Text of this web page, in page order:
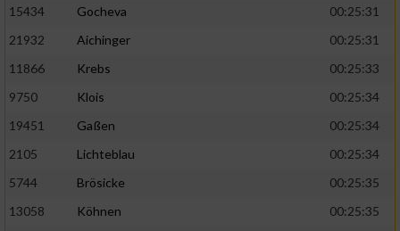
15434
Gocheva
00:25:31
21932
Aichinger
00:25:31
11866
Krebs
00:25:33
9750
Klois
00:25:34
19451
Gaßen
00:25:34
2105
Lichteblau
00:25:34
5744
Brösicke
00:25:35
13058
Köhnen
00:25:35